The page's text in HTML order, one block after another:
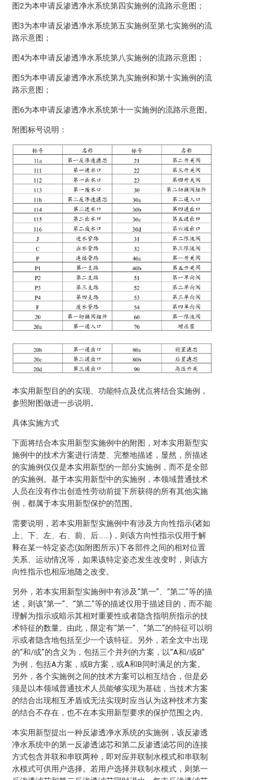
图2为本申请反渗透净水系统第四实施例的流路示意图；
图3为本申请反渗透净水系统第五实施例至第七实施例的流
路示意图；
图4为本申请反渗透净水系统第八实施例的流路示意图；
图5为本申请反渗透净水系统第九实施例和第十实施例的流
路示意图；
图6为本申请反渗透净水系统第十一实施例的流路示意图。
附图标号说明：
本实用新型目的的实现、功能特点及优点将结合实施例，
参照附图做进一步说明。
具体实施方式
下面将结合本实用新型实施例中的附图，对本实用新型实
施例中的技术方案进行清楚、完整地描述，显然，所描述
的实施例仅仅是本实用新型的一部分实施例，而不是全部
的实施例。基于本实用新型中的实施例，本领域普通技术
人员在没有作出创造性劳动前提下所获得的所有其他实施
例，都属于本实用新型保护的范围。
需要说明，若本实用新型实施例中有涉及方向性指示(诸如
上、下、左、右、前、后……)，则该方向性指示仅用于解
释在某一特定姿态(如附图所示)下各部件之间的相对位置
关系、运动情况等，如果该特定姿态发生改变时，则该方
向性指示也相应地随之改变。
另外，若本实用新型实施例中有涉及“第一”、“第二”等的描
述，则该“第一”、“第二”等的描述仅用于描述目的，而不能
理解为指示或暗示其相对重要性或者隐含指明所指示的技
术特征的数量。由此，限定有“第一”、“第二”的特征可以明
示或者隐含地包括至少一个该特征。另外，若全文中出现
的“和/或”的含义为，包括三个并列的方案，以“A和/或B”
为例，包括A方案，或B方案，或A和B同时满足的方案。
另外，各个实施例之间的技术方案可以相互结合，但是必
须是以本领域普通技术人员能够实现为基础，当技术方案
的结合出现相互矛盾或无法实现时应当认为这种技术方案
的结合不存在，也不在本实用新型要求的保护范围之内。
本实用新型提出一种反渗透净水系统的实施例，该反渗透
净水系统中的第一反渗透滤芯和第二反渗透滤芯间的连接
方式包含并联和串联两种，即对应并联制水模式和串联制
水模式可供用户选择。若用户选择并联制水模式，则第一